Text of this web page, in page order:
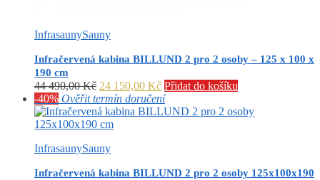
InfrasaunySauny
Infračervená kabina BILLUND 2 pro 2 osoby – 125 x 100 x
190 cm
44 490,00Kč Původní
cena
byla:
44
24 150,00 KčAktuální
cena
je:
Přidat do košíku
-40% Ověřit termín doručení
InfrasaunySauny
Infračervená kabina BILLUND 2 pro 2 osoby 125x100x190